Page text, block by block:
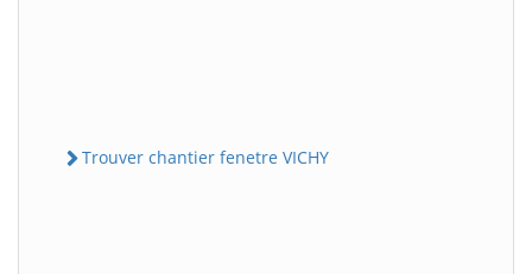
Trouver chantier fenetre VICHY